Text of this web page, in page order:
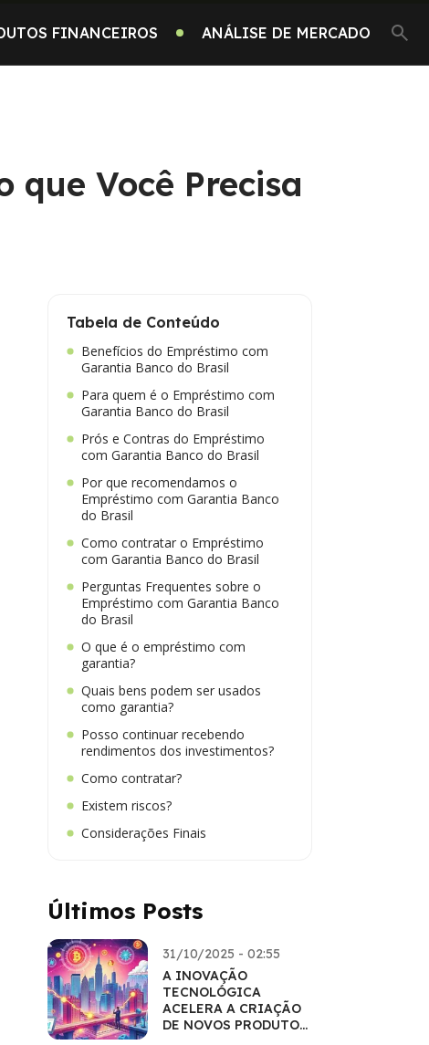
FINANCEIROS ANÁLISE DE MERCADO
que Você Precisa
Tabela de Conteúdo
Benefícios do Empréstimo com
Garantia Banco do Brasil
Para quem é o Empréstimo com
Garantia Banco do Brasil
Prós e Contras do Empréstimo
com Garantia Banco do Brasil
Por que recomendamos o
Empréstimo com Garantia Banco
do Brasil
Como contratar o Empréstimo
com Garantia Banco do Brasil
Perguntas Frequentes sobre o
Empréstimo com Garantia Banco
do Brasil
O que é o empréstimo com
garantia?
Quais bens podem ser usados
como garantia?
Posso continuar recebendo
rendimentos dos investimentos?
Como contratar?
Existem riscos?
Considerações Finais
Últimos Posts
31/10/2025 - 02:55
A INOVAÇÃO
TECNOLÓGICA
ACELERA A CRIAÇÃO
DE NOVOS PRODUTOS